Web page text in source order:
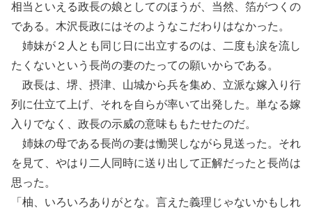
相当といえる政長の娘としてのほうが、当然、箔がつくの
である。木沢長政にはそのようなこだわりはなかった。
姉妹が２人とも同じ日に出立するのは、二度も涙を流し
たくないという長尚の妻のたっての願いからである。
政長は、堺、摂津、山城から兵を集め、立派な嫁入り行
列に仕立て上げ、それを自らが率いて出発した。単なる嫁
入りでなく、政長の示威の意味ももたせたのだ。
姉妹の母である長尚の妻は慟哭しながら見送った。それ
を見て、やはり二人同時に送り出して正解だったと長尚は
思った。
「柚、いろいろありがとな。言えた義理じゃないかもしれ